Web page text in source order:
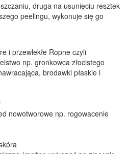
druga na usunięciu resztek
peelingu, wykonuje się go
i przewlekłe Ropne czyli
np. gronkowca złocistego
brodawki płaskie i
nowotworowe np. rogowacenie